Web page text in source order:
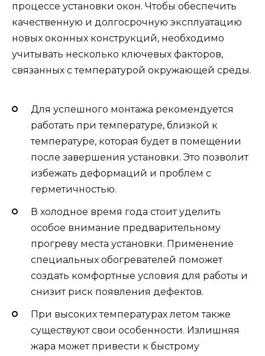
процессе установки окон. Чтобы обеспечить
качественную и долгосрочную эксплуатацию
новых оконных конструкций, необходимо
учитывать несколько ключевых факторов,
связанных с температурой окружающей среды.
Для успешного монтажа рекомендуется
работать при температуре, близкой к
температуре, которая будет в помещении
после завершения установки. Это позволит
избежать деформаций и проблем с
герметичностью.
В холодное время года стоит уделить
особое внимание предварительному
прогреву места установки. Применение
специальных обогревателей поможет
создать комфортные условия для работы и
снизит риск появления дефектов.
При высоких температурах летом также
существуют свои особенности. Излишняя
жара может привести к быстрому